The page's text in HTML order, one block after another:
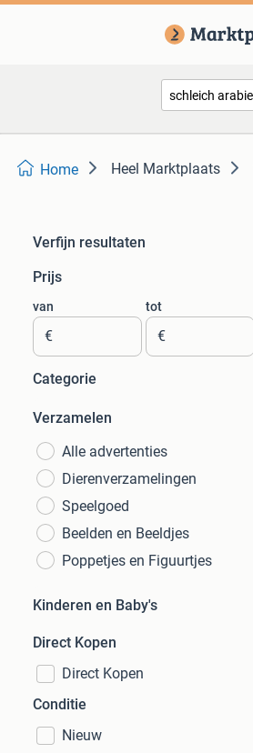
Home Heel Marktplaats
Verfijn resultaten
Prijs
van
€
tot
€
Categorie
Verzamelen
Alle advertenties
Dierenverzamelingen
Speelgoed
Beelden en Beeldjes
Poppetjes en Figuurtjes
Kinderen en Baby's
Direct Kopen
Direct Kopen
Conditie
Nieuw